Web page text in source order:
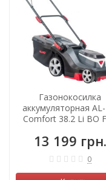
Газонокосилка
аккумуляторная
Comfort 38.2 Li BO
зарядного)
13 199 грн.
0